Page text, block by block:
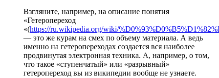
Взгляните, например, на описание понятия
«Гетеропереход
«(https://ru.wikipedia.org/wiki/
— это же курам на смех по объему материала. А ведь
именно на гетеропереходах создается вся наиболее
продвинутая электронная техника. А, например, о том,
что такое «ступенчатый» или «разрывный»
гетеропереход вы из википедии вообще не узнаете.